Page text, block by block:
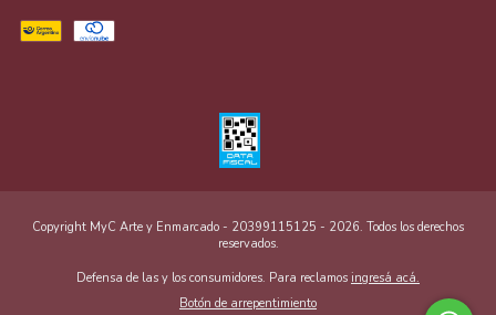
Copyright MyC Arte y Enmarcado - 20399115125 - 2026. Todos los derechos
reservados.
Defensa de las y los consumidores. Para reclamos ingresá acá.
Botón de arrepentimiento